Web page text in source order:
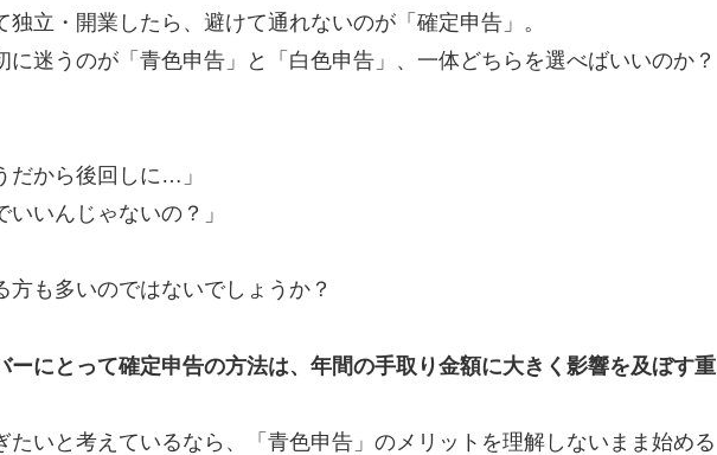
立・開業したら、避けて通れないのが「確定申告」。
に迷うのが「青色申告」と「白色申告」、一体どちらを選べばいいのか？
だから後回しに…」
いいんじゃないの？」
方も多いのではないでしょうか？
ーにとって確定申告の方法は、年間の手取り金額に大きく影響を及ぼす重
たいと考えているなら、「青色申告」のメリットを理解しないまま始める